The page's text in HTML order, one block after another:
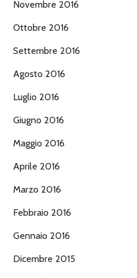
Novembre 2016
Ottobre 2016
Settembre 2016
Agosto 2016
Luglio 2016
Giugno 2016
Maggio 2016
Aprile 2016
Marzo 2016
Febbraio 2016
Gennaio 2016
Dicembre 2015